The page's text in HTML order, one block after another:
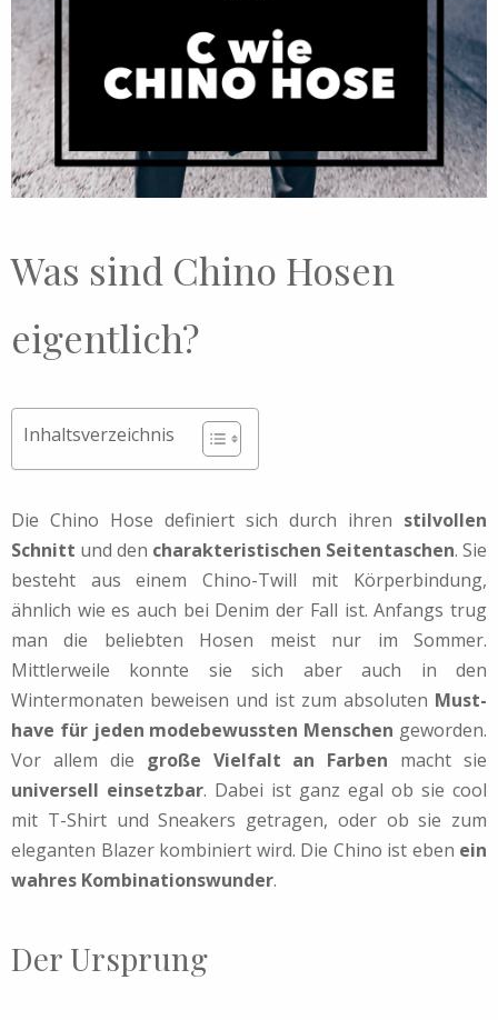
Was sind Chino Hosen
eigentlich?
Inhaltsverzeichnis
Die Chino Hose definiert sich durch ihren stilvollen
Schnitt und den charakteristischen Seitentaschen. Sie
besteht aus einem Chino-Twill mit Körperbindung,
ähnlich wie es auch bei Denim der Fall ist. Anfangs trug
man die beliebten Hosen meist nur im Sommer.
Mittlerweile konnte sie sich aber auch in den
Wintermonaten beweisen und ist zum absoluten Must-
have für jeden modebewussten Menschen geworden.
Vor allem die große Vielfalt an Farben macht sie
universell einsetzbar. Dabei ist ganz egal ob sie cool
mit T-Shirt und Sneakers getragen, oder ob sie zum
eleganten Blazer kombiniert wird. Die Chino ist eben ein
wahres Kombinationswunder.
Der Ursprung